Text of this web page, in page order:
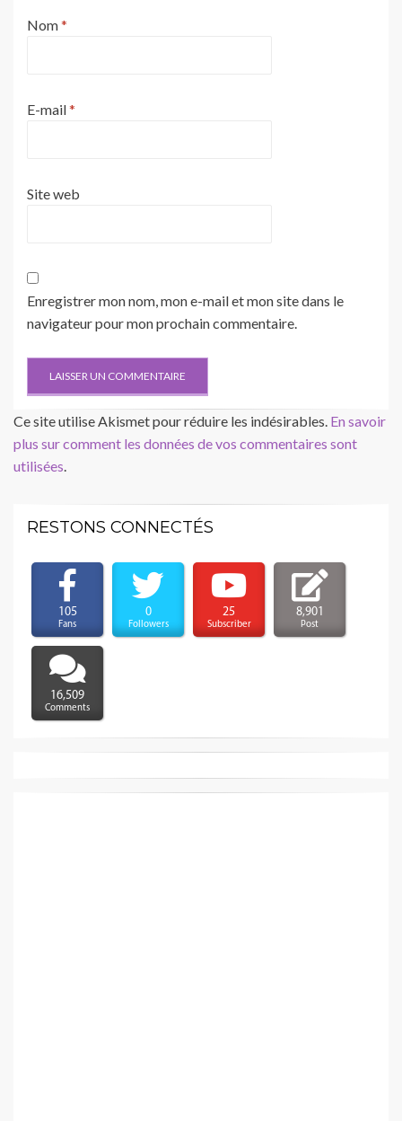
Nom*
E-mail*
Site web
Enregistrer mon nom, mon e-mail et mon site dans le
navigateur pour mon prochain commentaire.
Ce site utilise Akismet pour réduire les indésirables. En savoir
plus sur comment les données de vos commentaires sont
utilisées.
RESTONS CONNECTÉS
105
Fans
0
Followers
25
Subscriber
8,901
Post
16,509
Comments